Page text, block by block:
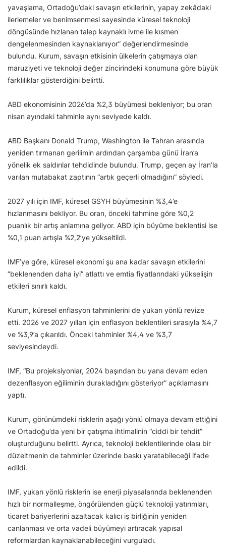
yavaşlama, Ortadoğu’daki savaşın etkilerinin, yapay zekâdaki
ilerlemeler ve benimsenmesi sayesinde küresel teknoloji
döngüsünde hızlanan talep kaynaklı ivme ile kısmen
dengelenmesinden kaynaklanıyor” değerlendirmesinde
bulundu. Kurum, savaşın etkisinin ülkelerin çatışmaya olan
maruziyeti ve teknoloji değer zincirindeki konumuna göre büyük
farklılıklar gösterdiğini belirtti.
ABD ekonomisinin 2026’da %2,3 büyümesi bekleniyor; bu oran
nisan ayındaki tahminle aynı seviyede kaldı.
ABD Başkanı Donald Trump, Washington ile Tahran arasında
yeniden tırmanan gerilimin ardından çarşamba günü İran’a
yönelik ek saldırılar tehdidinde bulundu. Trump, geçen ay İran’la
varılan mutabakat zaptının “artık geçerli olmadığını” söyledi.
2027 yılı için IMF, küresel GSYH büyümesinin %3,4’e
hızlanmasını bekliyor. Bu oran, önceki tahmine göre %0,2
puanlık bir artış anlamına geliyor. ABD için büyüme beklentisi ise
%0,1 puan artışla %2,2’ye yükseltildi.
IMF’ye göre, küresel ekonomi şu ana kadar savaşın etkilerini
“beklenenden daha iyi” atlattı ve emtia fiyatlarındaki yükselişin
etkileri sınırlı kaldı.
Kurum, küresel enflasyon tahminlerini de yukarı yönlü revize
etti. 2026 ve 2027 yılları için enflasyon beklentileri sırasıyla %4,7
ve %3,9’a çıkarıldı. Önceki tahminler %4,4 ve %3,7
seviyesindeydi.
IMF, “Bu projeksiyonlar, 2024 başından bu yana devam eden
dezenflasyon eğiliminin durakladığını gösteriyor” açıklamasını
yaptı.
Kurum, görünümdeki risklerin aşağı yönlü olmaya devam ettiğini
ve Ortadoğu’da yeni bir çatışma ihtimalinin “ciddi bir tehdit”
oluşturduğunu belirtti. Ayrıca, teknoloji beklentilerinde olası bir
düzeltmenin de tahminler üzerinde baskı yaratabileceği ifade
edildi.
IMF, yukarı yönlü risklerin ise enerji piyasalarında beklenenden
hızlı bir normalleşme, öngörülenden güçlü teknoloji yatırımları,
ticaret bariyerlerini azaltacak kalıcı iş birliğinin yeniden
canlanması ve orta vadeli büyümeyi artıracak yapısal
reformlardan kaynaklanabileceğini vurguladı.